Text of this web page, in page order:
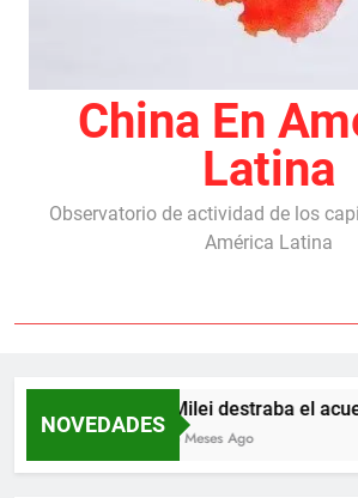
China En
Latina
Observatorio de actividad de los
América Latina
NOVEDADES
Milei destraba el
5 Meses Ago